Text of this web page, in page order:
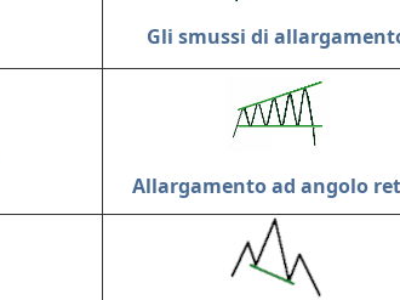
Gli smussi di
Allargamento ad angolo